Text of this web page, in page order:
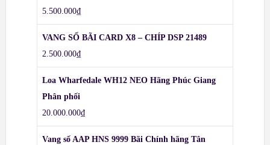
5.500.000₫
VANG SỐ BÃI CARD X8 – CHÍP DSP 21489
2.500.000₫
Loa Wharfedale WH12 NEO Hãng Phúc Giang
Phân phối
20.000.000₫
Vang số AAP HNS 9999 Bãi Chính hãng Tân